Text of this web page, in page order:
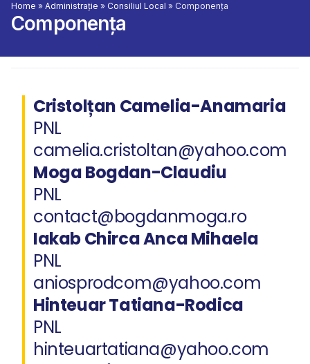
Home » Administrație » Consiliul Local » Componența
Componența
Cristolțan Camelia-Anamaria
PNL
camelia.cristoltan@yahoo.com
MogaBogdan-Claudiu
PNL
contact@bogdanmoga.ro
Iakab Chirca Anca Mihaela
PNL
aniosprodcom@yahoo.com
Hinteuar Tatiana-Rodica
PNL
hinteuartatiana@yahoo.com